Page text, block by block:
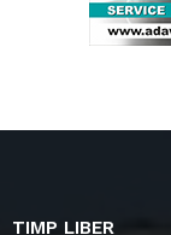
TIMP LIBER